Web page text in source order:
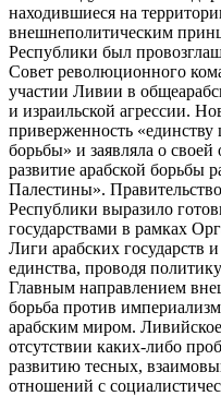
находившиеся на
внешнеполитическим
Республики был
Совет революционного
участии Ливии в
и израильской агрессии.
приверженность «единству
борьбы» и заявляла о своей
развитие арабской борьбы
Палестины».
Республики выразило
государствами в рамках
Лиги арабских государств
единства, проводя
Главным направлением
борьба против
арабским миром.
отсутствии каких-либо
развитию тесных,
отношений с